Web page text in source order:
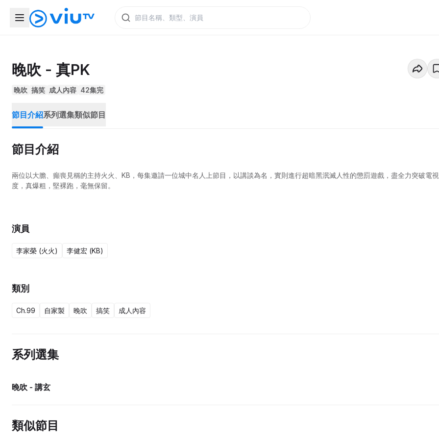
晚吹 - 真PK
晚吹 搞笑 成人內容 42集完
節目介紹系列選集類似節目
節目介紹
兩位以大膽、癲喪見稱的主持火火、KB，每集邀請一位城中名人上節目，以講談為名，實則進行超暗黑泯滅人性的懲罰遊戲，盡全力突破電
度，真爆粗，堅裸跑，毫無保留。
演員
李家榮 (火火) 李健宏 (KB)
類別
Ch.99 自家製 晚吹 搞笑 成人內容
系列選集
晚吹 - 講玄
類似節目